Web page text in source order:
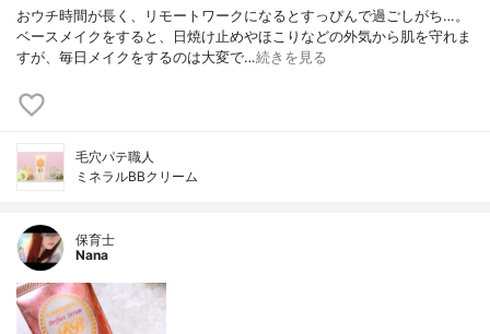
おウチ時間が長く、リモートワークになるとすっぴんで過ごしがち…。
ベースメイクをすると、日焼け止めやほこりなどの外気から肌を守れま
すが、毎日メイクをするのは大変で…続きを見る
毛穴パテ職人
ミネラルBBクリーム
保育士
Nana